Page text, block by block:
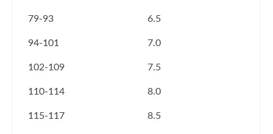
79-93 6.5
94-101 7.0
102-109 7.5
110-114 8.0
115-117 8.5